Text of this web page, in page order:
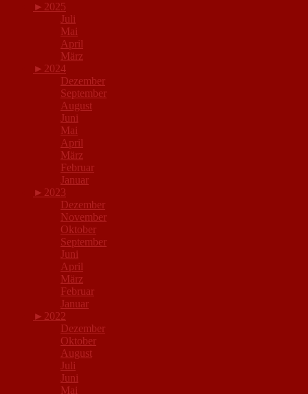
► 2025
Juli
Mai
April
März
► 2024
Dezember
September
August
Juni
Mai
April
März
Februar
Januar
► 2023
Dezember
November
Oktober
September
Juni
April
März
Februar
Januar
► 2022
Dezember
Oktober
August
Juli
Juni
Mai